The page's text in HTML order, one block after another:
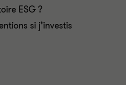
ESG ?
si j’investis